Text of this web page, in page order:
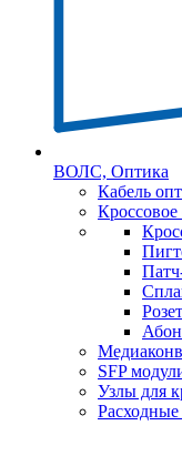
ВОЛС, Оптика
Кабель
Кроссовое
SFP
Узлы для